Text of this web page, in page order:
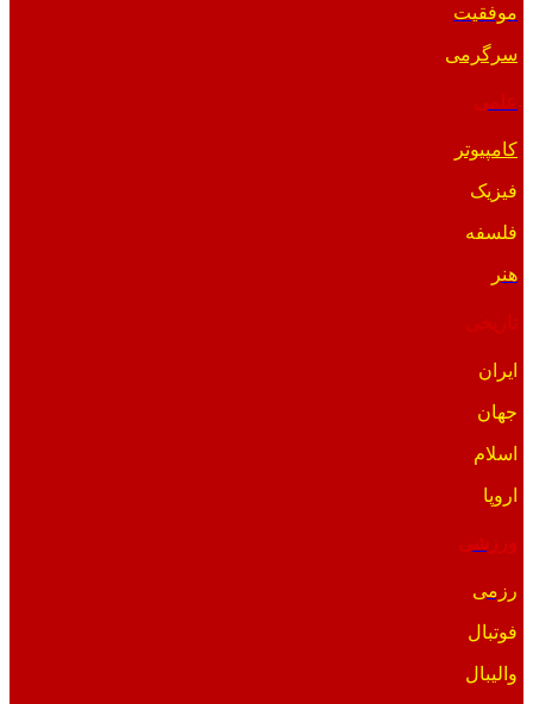
موفقیت
سرگرمی
کامپیوتر
فیزیک
فلسفه
هنر
ایران
جهان
اسلام
اروپا
ورزشی
رزمی
فوتبال
والیبال